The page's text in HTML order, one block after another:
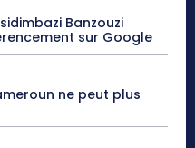
Banzouzi
sur Google
ne peut plus